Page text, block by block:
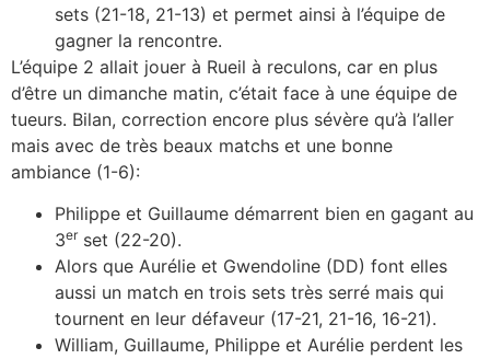
sets (21-18, 21-13) et permet ainsi à l’équipe de
gagner la rencontre.
L’équipe 2 allait jouer à Rueil à reculons, car en plus
d’être un dimanche matin, c’était face à une équipe de
tueurs. Bilan, correction encore plus sévère qu’à l’aller
mais avec de très beaux matchs et une bonne
ambiance (1-6):
Philippe et Guillaume démarrent bien en gagant au
3erset (22-20).
Alors que Aurélie et Gwendoline (DD) font elles
aussi un match en trois sets très serré mais qui
tournent en leur défaveur (17-21, 21-16, 16-21).
William, Guillaume, Philippe et Aurélie perdent les